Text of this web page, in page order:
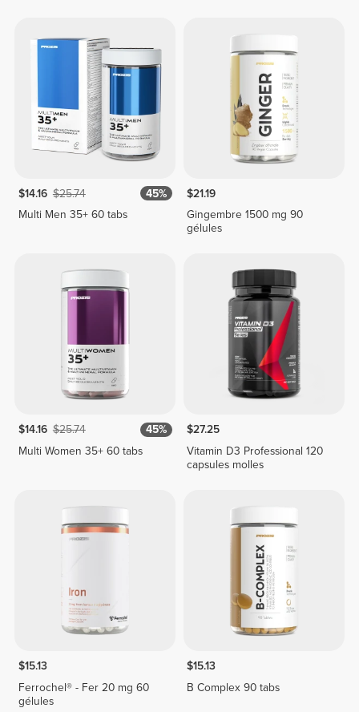
$14.16 $25.74
45%
Multi Men 35+ 60 tabs
$21.19
Gingembre 1500 mg 90
gélules
$14.16 $25.74
45%
Multi Women 35+ 60 tabs
$27.25
Vitamin D3 Professional 120
capsules molles
$15.13
Ferrochel® - Fer 20 mg 60
gélules
$15.13
B Complex 90 tabs